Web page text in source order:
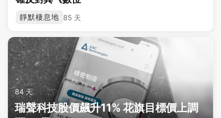
靜默棲息地 85 天
84 天
瑞聲科技股價飆升11% 花旗目標價上調